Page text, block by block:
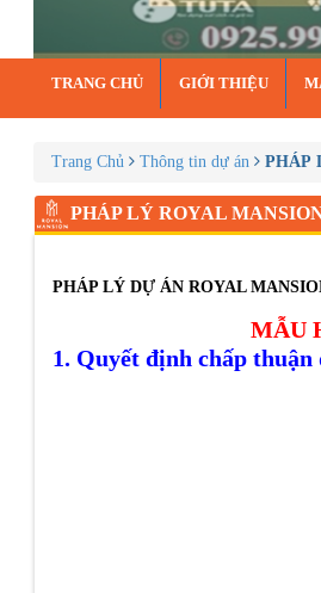
TRANG CHỦ GIỚI THIỆU
Trang Chủ Thông tin dự án PHÁP
PHÁP LÝ ROYAL
PHÁP LÝ DỰ ÁN ROYAL
MẪU
1. Quyết định chấp